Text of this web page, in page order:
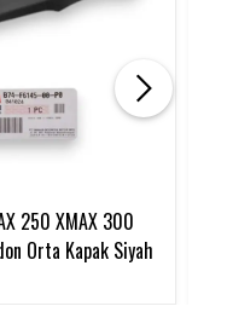
250 XMAX 300
Orta Kapak Siyah